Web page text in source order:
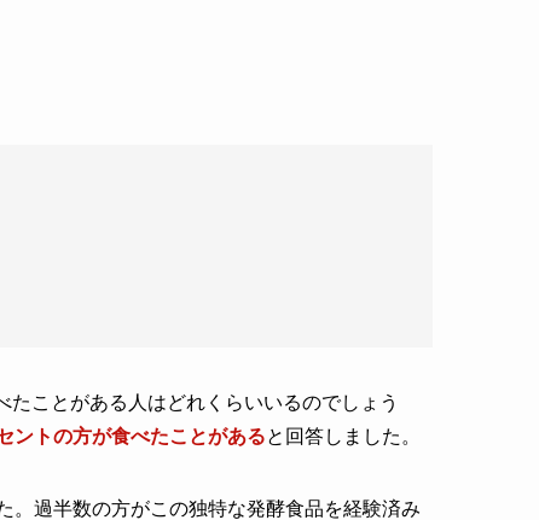
ことがある人はどれくらいいるのでしょう
ントの方が食べたことがあると回答しました。
。過半数の方がこの独特な発酵食品を経験済み